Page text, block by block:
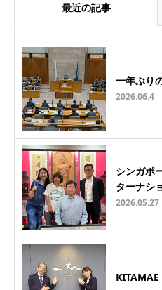
最近の記事
一年ぶり
2026.06.4
シンガポ
ターナシ
2026.05.27
KITAMAE